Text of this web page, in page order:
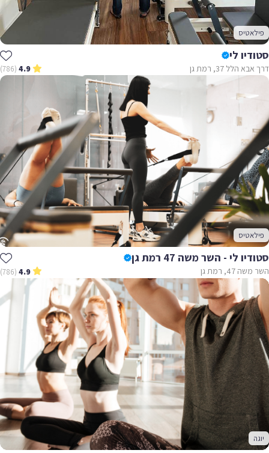
פילאטיס
סטודיו לי
דרך אבא הלל 37, רמת גן 4.9
(786)
פילאטיס
סטודיו לי - השר משה 47 רמת גן
השר משה 47, רמת גן 4.9
(786)
יוגה